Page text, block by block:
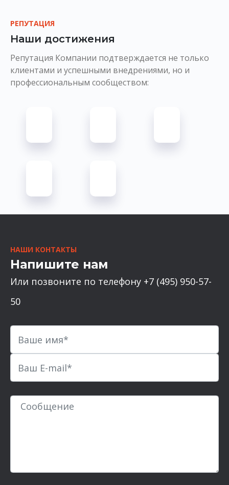
РЕПУТАЦИЯ
Наши достижения
Репутация Компании подтверждается не только
клиентами и успешными внедрениями, но и
профессиональным сообществом:
НАШИ КОНТАКТЫ
Напишите нам
Или позвоните по телефону +7 (495) 950-57-
50